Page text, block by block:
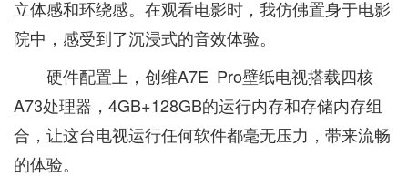
立体感和环绕感。在观看电影时，我仿佛置身于电影
院中，感受到了沉浸式的音效体验。
硬件配置上，创维A7E Pro壁纸电视搭载四核
A73处理器，4GB+128GB的运行内存和存储内存组
合，让这台电视运行任何软件都毫无压力，带来流畅
的体验。